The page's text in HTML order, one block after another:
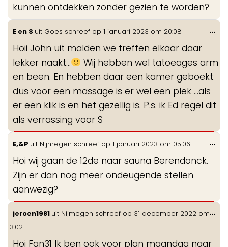
kunnen ontdekken zonder gezien te worden?
E en S uit Goes schreef op 1 januari 2023 om 20:08
Hoii John uit malden we treffen elkaar daar
lekker naakt...
Wij hebben wel tatoeages arm
en been. En hebben daar een kamer geboekt
dus voor een massage is er wel een plek ...als
er een klik is en het gezellig is. P.s. ik Ed regel dit
als verrassing voor S
...
E,&P uit Nijmegen schreef op 1 januari 2023 om 05:06
Hoi wij gaan de 12de naar sauna Berendonck.
Zijn er dan nog meer ondeugende stellen
aanwezig?
...
jeroen1981 uit Nijmegen schreef op 31 december 2022 om
13:02
Hoi Fan31 Ik ben ook voor plan maandag naar
...